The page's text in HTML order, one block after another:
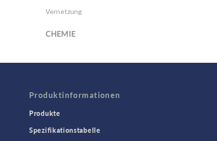
Vernetzung
CHEMIE
Brennstoffzellen & Elektrolyseure
Korrosion und Korrosionsschutz
Verfahrenstechnik
COMSOL NOW
Produktinformationen
Produkte
Spezifikationstabelle